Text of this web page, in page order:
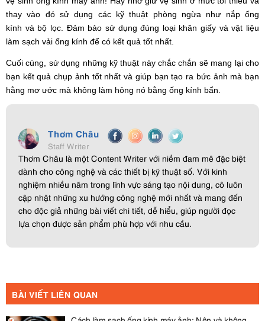
thay vào đó sử dụng các kỹ thuật phòng ngừa như nắp ống
kính và bộ lọc. Đảm bảo sử dụng đúng loại khăn giấy và vật liệu
làm sạch vải ống kính để có kết quả tốt nhất.
Cuối cùng, sử dụng những kỹ thuật này chắc chắn sẽ mang lại cho
bạn kết quả chụp ảnh tốt nhất và giúp bạn tạo ra bức ảnh mà bạn
hằng mơ ước mà không làm hỏng nó bằng ống kính bẩn.
Thơm Châu
Staff Writer
Thơm Châu là một Content Writer với niềm đam mê đặc biệt
dành cho công nghệ và các thiết bị kỹ thuật số. Với kinh
nghiệm nhiều năm trong lĩnh vực sáng tạo nội dung, cô luôn
cập nhật những xu hướng công nghệ mới nhất và mang đến
cho độc giả những bài viết chi tiết, dễ hiểu, giúp người đọc
lựa chọn được sản phẩm phù hợp với nhu cầu.
BÀI VIẾT LIÊN QUAN